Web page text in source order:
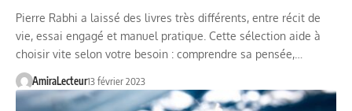
Pierre Rabhi a laissé des livres très différents, entre récit de
vie, essai engagé et manuel pratique. Cette sélection aide à
choisir vite selon votre besoin : comprendre sa pensée,…
AmiraLecteur13 février 2023